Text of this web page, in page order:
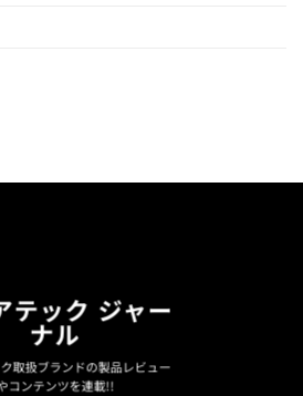
テック ジャー
ナル
取扱ブランドの製品レビュー
コンテンツを連載!!